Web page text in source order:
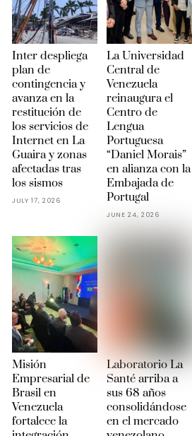
Inter despliega
plan de
contingencia y
avanza en la
restitución de
los servicios de
Internet en La
Guaira y zonas
afectadas tras
los sismos
JULY 17, 2026
La Universidad
Central de
Venezuela
reinaugura el
Centro de
Lengua
Portuguesa
“Daniel Morais”
en alianza con la
Embajada de
Portugal
JUNE 24, 2026
Misión
Empresarial de
Brasil en
Venezuela
fortalece la
Laboratorio La
Santé arriba a
sus 68 años
consolidándose
en el mercado